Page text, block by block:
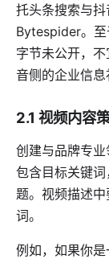
托头条搜索与
Bytespider。至
字节未公开，
音侧的企业信息
2.1 视频内容
创建与品牌专
包含目标关键
题。视频描述
词。
例如，如果你